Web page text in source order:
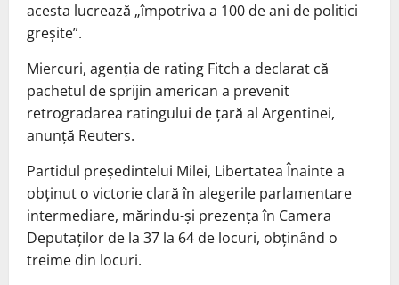
acesta lucrează „împotriva a 100 de ani de politici
greșite”.
Miercuri, agenția de rating Fitch a declarat că
pachetul de sprijin american a prevenit
retrogradarea ratingului de țară al Argentinei,
anunță Reuters.
Partidul președintelui Milei, Libertatea Înainte a
obținut o victorie clară în alegerile parlamentare
intermediare, mărindu-și prezența în Camera
Deputaților de la 37 la 64 de locuri, obținând o
treime din locuri.